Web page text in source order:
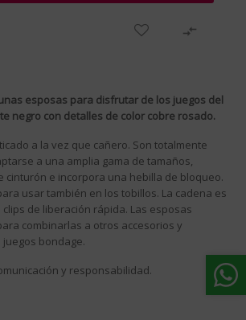

esposas para disfrutar de los juegos del
negro con detalles de color cobre rosado.
a la vez que cañero. Son totalmente
a una amplia gama de tamaños,
cinturón e incorpora una hebilla de bloqueo.
usar también en los tobillos. La cadena es
de liberación rápida. Las esposas
combinarlas a otros accesorios y
bondage.
y responsabilidad.